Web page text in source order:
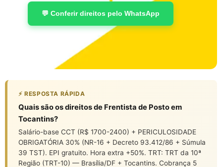
💬 Conferir direitos pelo WhatsApp
⚡ RESPOSTA RÁPIDA
Quais são os direitos de Frentista de Posto em
Tocantins?
Salário-base CCT (R$ 1700-2400) + PERICULOSIDADE
OBRIGATÓRIA 30% (NR-16 + Decreto 93.412/86 + Súmula
39 TST). EPI gratuito. Hora extra +50%. TRT: TRT da 10ª
Região (TRT-10) — Brasília/DF + Tocantins. Cobrança 5